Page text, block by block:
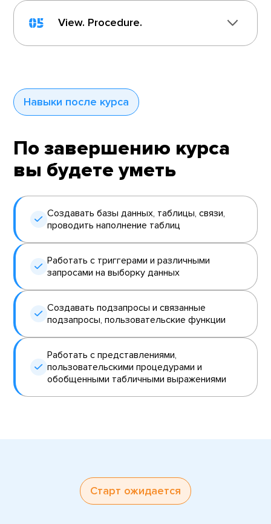
05 View. Procedure.
Навыки после курса
По завершению курса
вы будете уметь
Создавать базы данных, таблицы, связи,
проводить наполнение таблиц
Работать с триггерами и различными
запросами на выборку данных
Создавать подзапросы и связанные
подзапросы, пользовательские функции
Работать с представлениями,
пользовательскими процедурами и
обобщенными табличными выражениями
Старт ожидается